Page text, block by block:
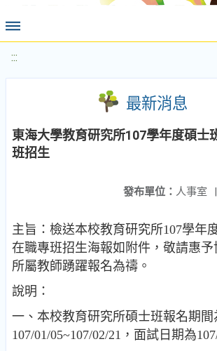
:::
最新消息
東海大學教育研究所107學年度碩士
班招生
發布單位： 人事室 |
主旨：檢送本校教育研究所107學年
在職專班招生海報如附件，敬請惠
所屬教師踴躍報名為禱。
說明：
一、本校教育研究所碩士班報名期間
107/01/05~107/02/21，面試日期為